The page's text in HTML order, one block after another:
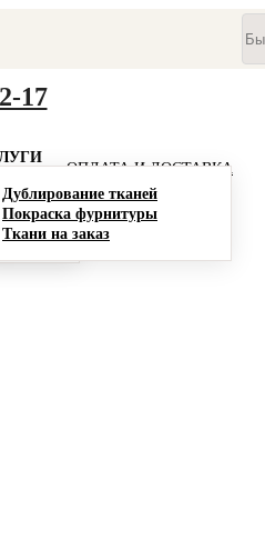
17
Дублирование тканей
Покраска фурнитуры
Ткани на заказ
ОПЛАТА И ДОСТАВКА